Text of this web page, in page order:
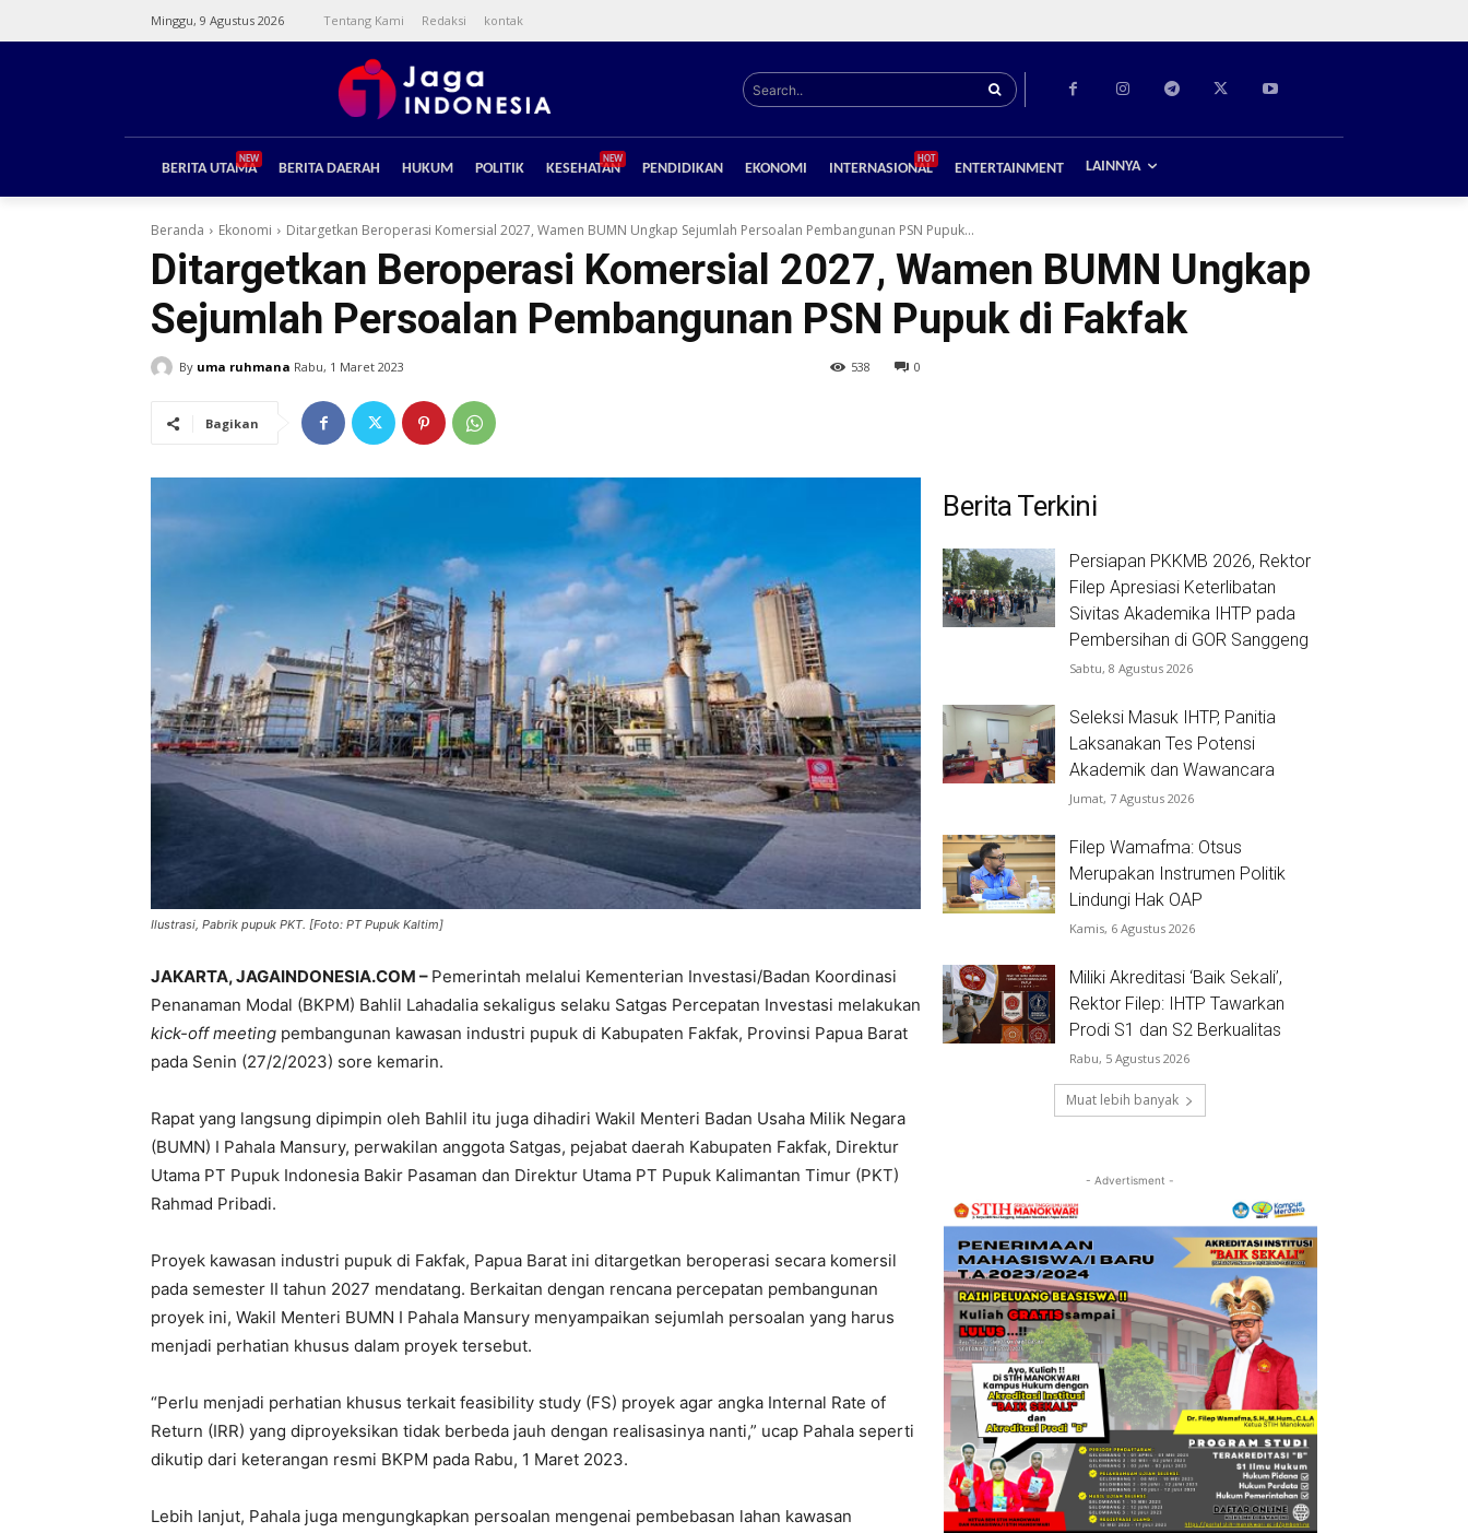
Minggu, 9 Agustus 2026 Tentang Kami Redaksi kontak
Search..
BERITA UTAMA
NEW
BERITA DAERAH HUKUM POLITIK KESEHATAN
NEW
PENDIDIKAN EKONOMI INTERNASIONAL
HOT
ENTERTAINMENT LAINNYA
Beranda Ekonomi Ditargetkan Beroperasi Komersial 2027, Wamen BUMN Ungkap Sejumlah Persoalan Pembangunan PSN Pupuk...
Ditargetkan Beroperasi Komersial 2027, Wamen BUMN Ungkap
Sejumlah Persoalan Pembangunan PSN Pupuk di Fakfak
By uma ruhmana Rabu, 1 Maret 2023 0
538
Bagikan
Ilustrasi, Pabrik pupuk PKT. [Foto: PT Pupuk Kaltim]
JAKARTA, JAGAINDONESIA.COM – Pemerintah melalui Kementerian Investasi/Badan Koordinasi
Penanaman Modal (BKPM) Bahlil Lahadalia sekaligus selaku Satgas Percepatan Investasi melakukan
kick-off meeting pembangunan kawasan industri pupuk di Kabupaten Fakfak, Provinsi Papua Barat
pada Senin (27/2/2023) sore kemarin.
Rapat yang langsung dipimpin oleh Bahlil itu juga dihadiri Wakil Menteri Badan Usaha Milik Negara
(BUMN) I Pahala Mansury, perwakilan anggota Satgas, pejabat daerah Kabupaten Fakfak, Direktur
Utama PT Pupuk Indonesia Bakir Pasaman dan Direktur Utama PT Pupuk Kalimantan Timur (PKT)
Rahmad Pribadi.
Proyek kawasan industri pupuk di Fakfak, Papua Barat ini ditargetkan beroperasi secara komersil
pada semester II tahun 2027 mendatang. Berkaitan dengan rencana percepatan pembangunan
proyek ini, Wakil Menteri BUMN I Pahala Mansury menyampaikan sejumlah persoalan yang harus
menjadi perhatian khusus dalam proyek tersebut.
“Perlu menjadi perhatian khusus terkait feasibility study (FS) proyek agar angka Internal Rate of
Return (IRR) yang diproyeksikan tidak berbeda jauh dengan realisasinya nanti,” ucap Pahala seperti
dikutip dari keterangan resmi BKPM pada Rabu, 1 Maret 2023.
Lebih lanjut, Pahala juga mengungkapkan persoalan mengenai pembebasan lahan kawasan
Berita Terkini
Persiapan PKKMB 2026, Rektor
Filep Apresiasi Keterlibatan
Sivitas Akademika IHTP pada
Pembersihan di GOR Sanggeng
Sabtu, 8 Agustus 2026
Seleksi Masuk IHTP, Panitia
Laksanakan Tes Potensi
Akademik dan Wawancara
Jumat, 7 Agustus 2026
Filep Wamafma: Otsus
Merupakan Instrumen Politik
Lindungi Hak OAP
Kamis, 6 Agustus 2026
Miliki Akreditasi ‘Baik Sekali’,
Rektor Filep: IHTP Tawarkan
Prodi S1 dan S2 Berkualitas
Rabu, 5 Agustus 2026
Muat lebih banyak
- Advertisment -